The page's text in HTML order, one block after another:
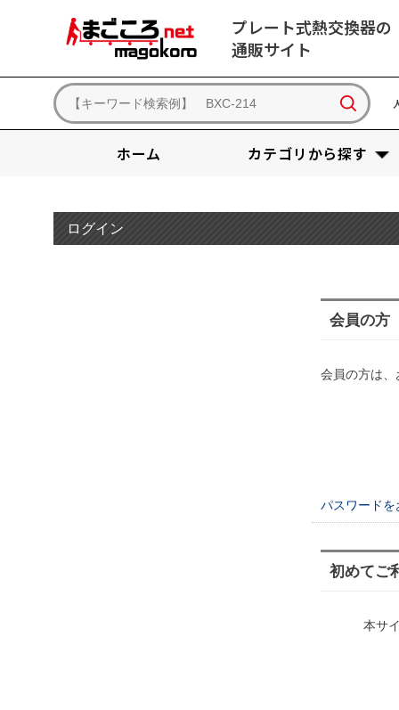
プレート式熱交換器の
通販サイト
ホーム カテゴリから探す
ログイン
会員の方
会員の方は
パスワード
初めてご
本サ